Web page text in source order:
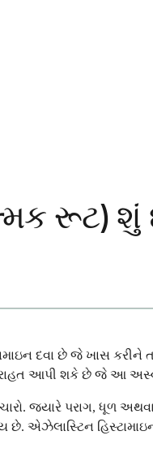
રૂટ) શું
દવા છે જે ખાસ
રાહત આપી શકે છે જે આ
જ્યારે પરાગ, ધૂળ